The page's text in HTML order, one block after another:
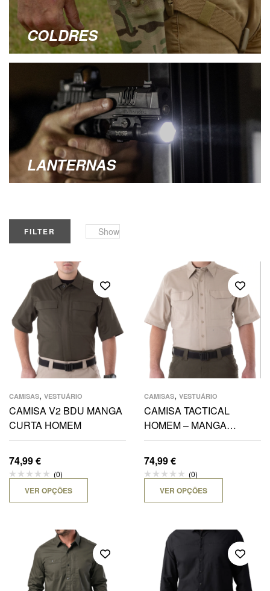
COLDRES
LANTERNAS
FILTER Show
CAMISAS, VESTUÁRIO
CAMISA V2 BDU MANGA
CURTA HOMEM
74,99€
(0)
VER OPÇÕES
CAMISAS, VESTUÁRIO
CAMISA TACTICAL
HOMEM – MANGA
CURTA
74,99€
(0)
VER OPÇÕES